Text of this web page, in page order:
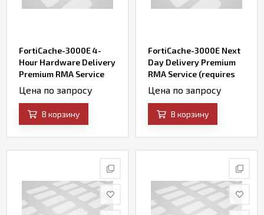
FortiCache-3000E 4-
Hour Hardware Delivery
Premium RMA Service
(requires 24x7 support)
Цена по запросу
В корзину
FortiCache-3000E Next
Day Delivery Premium
RMA Service (requires
24x7 support)
Цена по запросу
В корзину